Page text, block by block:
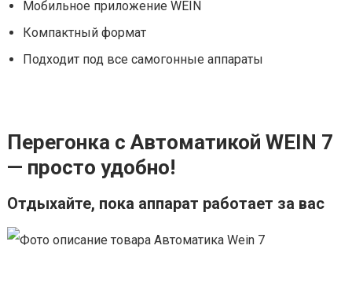
Мобильное приложение WEIN
Компактный формат
Подходит под все самогонные аппараты
Перегонка с Автоматикой WEIN 7
— просто удобно!
Отдыхайте, пока аппарат работает за вас